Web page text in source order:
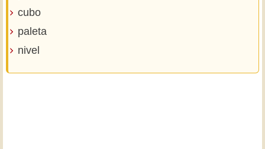
cubo
paleta
nivel